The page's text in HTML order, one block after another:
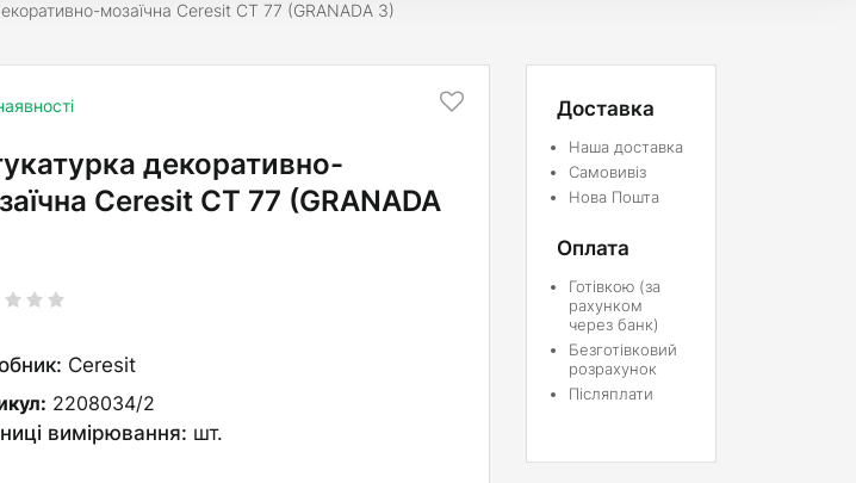
мозаїчна Ceresit CT 77 (GRANADA 3)
декоративно-
Ceresit CT 77 (GRANADA
Ceresit
2208034/2
вимірювання: шт.
Доставка
Наша доставка
Самовивіз
Нова Пошта
Оплата
Готівкою (за
рахунком
через банк)
Безготівковий
розрахунок
Післяплати